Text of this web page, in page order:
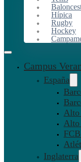
Hípica
Rugby
Hockey
Campus
España
Alto
Alto
Inglaterra